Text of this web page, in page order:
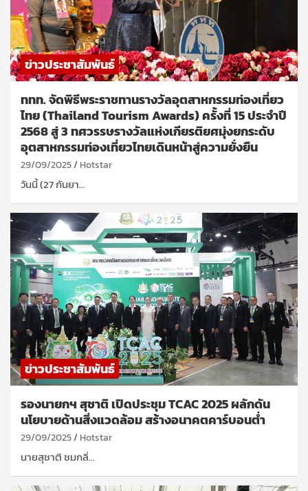
ข่าวประชาสัมพันธ์
ททท. จัดพิธีพระราชทานรางวัลอุตสาหกรรมท่องเที่ยว
ไทย (Thailand Tourism Awards) ครั้งที่ 15 ประจำปี
2568 สู่ 3 ทศวรรษรางวัลแห่งเกียรติยศมุ่งยกระดับ
อุตสาหกรรมท่องเที่ยวไทยเดินหน้าสู่ความยั่งยืน
29/09/2025 Hotstar
วันนี้ (27 กันยา…
ข่าวประชาสัมพันธ์
รองนายกฯ สุชาติ เปิดประชุม TCAC 2025 ผลักดัน
นโยบายด้านสิ่งแวดล้อม สร้างอนาคตคาร์บอนต่ำ
29/09/2025 Hotstar
นายสุชาติ ชมกลิ่…